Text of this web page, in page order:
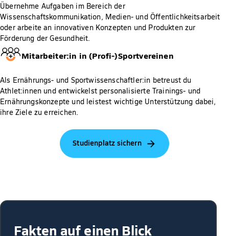
Übernehme Aufgaben im Bereich der
Wissenschaftskommunikation, Medien- und Öffentlichkeitsarbeit
oder arbeite an innovativen Konzepten und Produkten zur
Förderung der Gesundheit.
Mitarbeiter:in in (Profi-)Sportvereinen
Als Ernährungs- und Sportwissenschaftler:in betreust du
Athlet:innen und entwickelst personalisierte Trainings- und
Ernährungskonzepte und leistest wichtige Unterstützung dabei,
ihre Ziele zu erreichen.
Studienplatz sichern
Fakten auf einen Blick